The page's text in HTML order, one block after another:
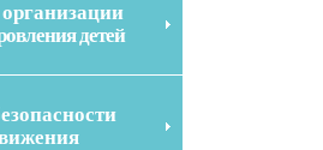
детей